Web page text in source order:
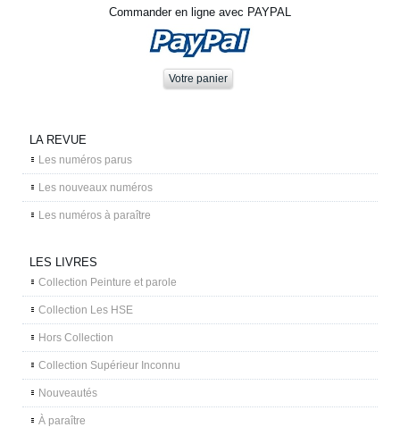
Commander en ligne avec PAYPAL
LA REVUE
Les numéros parus
Les nouveaux numéros
Les numéros à paraître
LES LIVRES
Collection Peinture et parole
Collection Les HSE
Hors Collection
Collection Supérieur Inconnu
Nouveautés
À paraître